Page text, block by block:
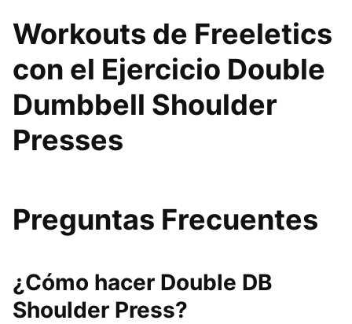
Workouts de Freeletics
con el Ejercicio Double
Dumbbell Shoulder
Presses
Preguntas Frecuentes
¿Cómo hacer Double DB
Shoulder Press?